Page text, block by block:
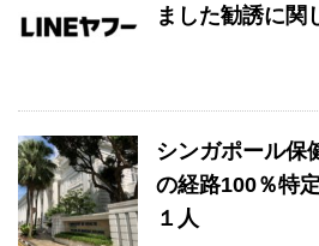
ました勧誘に関
シンガポール保
の経路100％特
１人